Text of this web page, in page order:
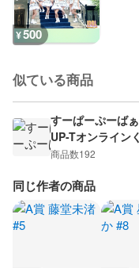
¥500
似ている商品
すーぱーぷーば
UP-Tオンライン
商品数192
同じ作者の商品